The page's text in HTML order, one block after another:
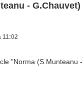
-
11:02